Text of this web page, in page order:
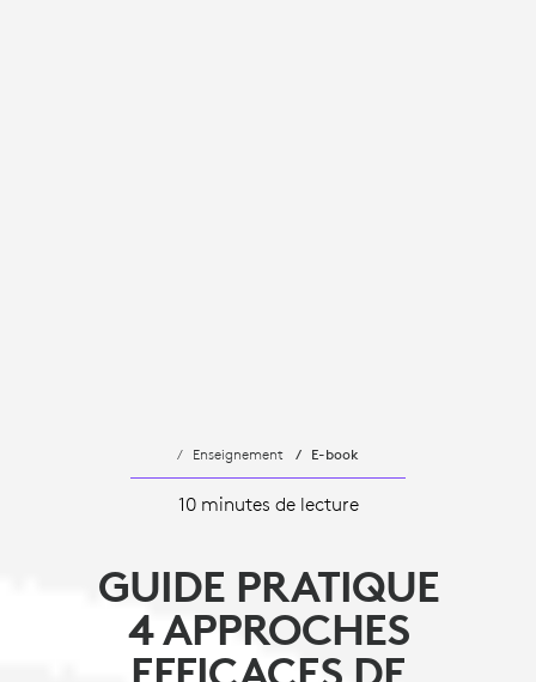
Enseignement E-book
10 minutes de lecture
GUIDE PRATIQUE
4 APPROCHES